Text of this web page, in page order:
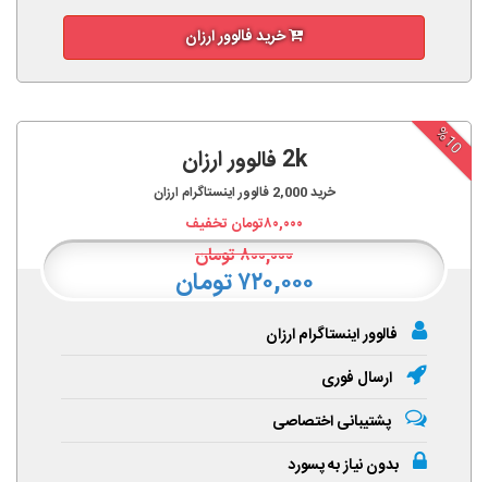
خرید فالوور ارزان
%10
2k فالوور ارزان
خرید2,000 فالوور اینستاگرام ارزان
۸۰,۰۰۰تومان تخفیف
۸۰۰,۰۰۰تومان
۷۲۰,۰۰۰ تومان
فالوور اینستاگرام ارزان
ارسال فوری
پشتیبانی اختصاصی
بدون نیاز به پسورد